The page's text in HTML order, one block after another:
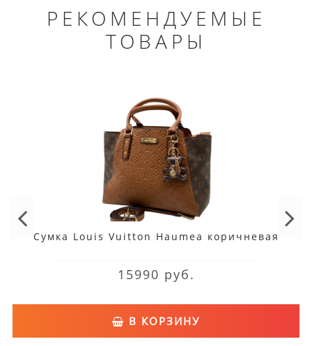
РЕКОМЕНДУЕМЫЕ
ТОВАРЫ
Сумка Louis Vuitton Haumea коричневая
15990 руб.
В КОРЗИНУ